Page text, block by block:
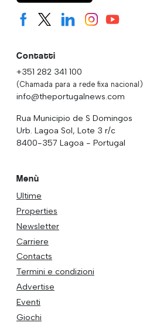
Contatti
+351 282 341 100
(Chamada para a rede fixa nacional)
info@theportugalnews.com
Rua Municipio de S Domingos
Urb. Lagoa Sol, Lote 3 r/c
8400-357 Lagoa - Portugal
Menù
Ultime
Properties
Newsletter
Carriere
Contacts
Termini e condizioni
Advertise
Eventi
Giochi